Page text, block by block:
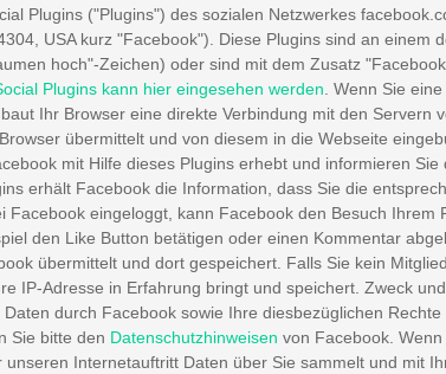
Plugins ("Plugins") des sozialen Netzwerkes
USA kurz "Facebook"). Diese Plugins sind an einem
hoch"-Zeichen) oder sind mit dem Zusatz
Plugins kann hier eingesehen werden . Wenn Sie
Ihr Browser eine direkte Verbindung mit den Servern
übermittelt und von diesem in die Webseite
mit Hilfe dieses Plugins erhebt und informieren
erhält Facebook die Information, dass Sie die
Facebook eingeloggt, kann Facebook den Besuch Ihrem
den Like Button betätigen oder einen Kommentar
übermittelt und dort gespeichert. Falls Sie kein
IP-Adresse in Erfahrung bringt und speichert. Zweck
durch Facebook sowie Ihre diesbezüglichen
Sie bitte den Datenschutzhinweisen von Facebook.
Internetauftritt Daten über Sie sammelt und mit